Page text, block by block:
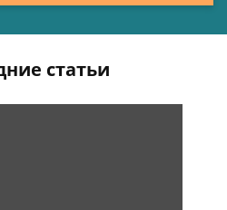
статьи